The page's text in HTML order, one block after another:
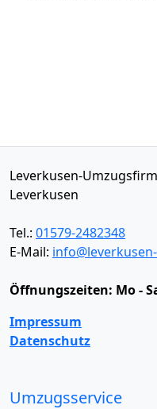
Leverkusen-
Leverkusen
Tel.: 01579-2482348
E-Mail:
Öffnungszeiten: Mo -
Impressum
Datenschutz
Umzugsservice